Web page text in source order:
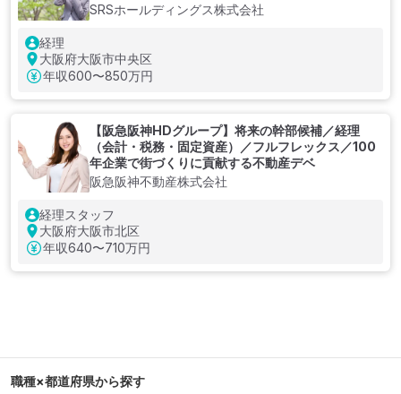
SRSホールディングス株式会社
経理
大阪府大阪市中央区
年収600〜850万円
【阪急阪神HDグループ】将来の幹部候補／経理
（会計・税務・固定資産）／フルフレックス／100
年企業で街づくりに貢献する不動産デベ
阪急阪神不動産株式会社
経理スタッフ
大阪府大阪市北区
年収640〜710万円
職種×都道府県から探す